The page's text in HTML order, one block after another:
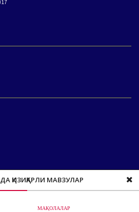
ҚИЗИҚАРЛИ МАВЗУЛАР
МАҚОЛАЛАР